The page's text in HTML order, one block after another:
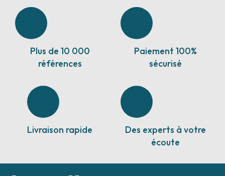
Plus de 10 000
références
Paiement 100%
sécurisé
Livraison rapide
Des experts à votre
écoute